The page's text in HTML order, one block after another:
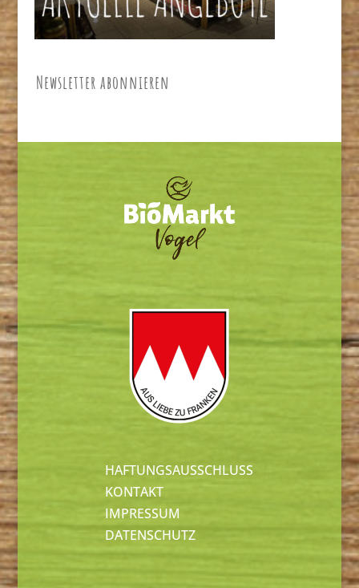
Newsletter abonnieren
HAFTUNGSAUSSCHLUSS
KONTAKT
IMPRESSUM
DATENSCHUTZ